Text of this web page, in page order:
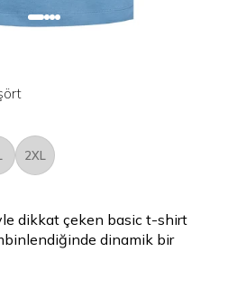
2XL
dikkat çeken basic t-shirt
dinamik bir